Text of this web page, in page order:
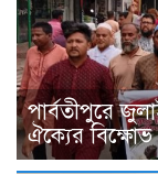
পার্বতীপুরে
ঐক্যের